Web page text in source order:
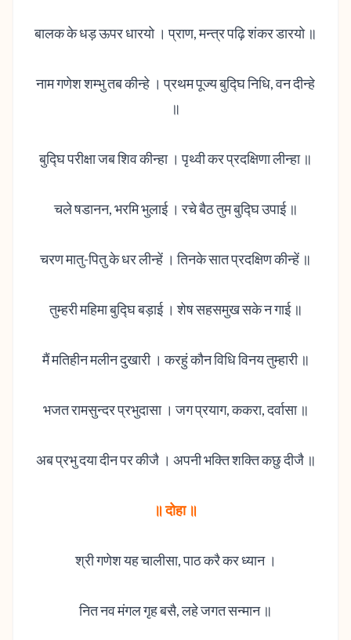
बालक के धड़ ऊपर धारयो । प्राण, मन्त्र पढ़ि शंकर डारयो ॥
नाम गणेश शम्भु तब कीन्हे । प्रथम पूज्य बुद्घि निधि, वन दीन्हे
॥
बुद्घि परीक्षा जब शिव कीन्हा । पृथ्वी कर प्रदक्षिणा लीन्हा ॥
चले षडानन, भरमि भुला‌ई । रचे बैठ तुम बुद्घि उपा‌ई ॥
चरण मातु-पितु के धर लीन्हें । तिनके सात प्रदक्षिण कीन्हें ॥
तुम्हरी महिमा बुद्घि बड़ा‌ई । शेष सहसमुख सके न गा‌ई ॥
मैं मतिहीन मलीन दुखारी । करहुं कौन विधि विनय तुम्हारी ॥
भजत रामसुन्दर प्रभुदासा । जग प्रयाग, ककरा, दर्वासा ॥
अब प्रभु दया दीन पर कीजै । अपनी भक्ति शक्ति कछु दीजै ॥
॥ दोहा ॥
श्री गणेश यह चालीसा, पाठ करै कर ध्यान ।
नित नव मंगल गृह बसै, लहे जगत सन्मान ॥